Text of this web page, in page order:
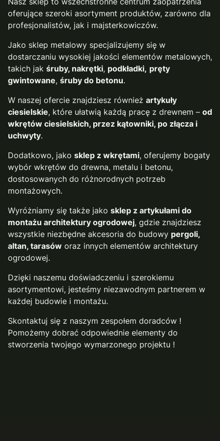
oferujące szeroki asortyment produktów, zarówno dla
profesjonalistów, jak i majsterkowiczów.
Jako sklep metalowy specjalizujemy się w
dostarczaniu wysokiej jakości elementów metalowych,
takich jak śruby, nakrętki, podkładki, pręty
gwintowane, śruby do betonu.
W naszej ofercie znajdziesz również artykuły
ciesielskie, które ułatwią każdą pracę z drewnem – od
wkrętów ciesielskich, przez kątowniki, po złącza i
uchwyty.
Dodatkowo, jako sklep z wkrętami, oferujemy bogaty
wybór wkrętów do drewna, metalu i betonu,
dostosowanych do różnorodnych potrzeb
montażowych.
Wyróżniamy się także jako sklep z artykułami do
montażu architektury ogrodowej, gdzie znajdziesz
wszystkie niezbędne akcesoria do budowy pergoli,
altan, tarasów oraz innych elementów architektury
ogrodowej.
Dzięki naszemu doświadczeniu i szerokiemu
asortymentowi, jesteśmy niezawodnym partnerem w
każdej budowie i montażu.
Skontaktuj się z naszym zespołem doradców !
Pomożemy dobrać odpowiednie elementy do
stworzenia twojego wymarzonego projektu !